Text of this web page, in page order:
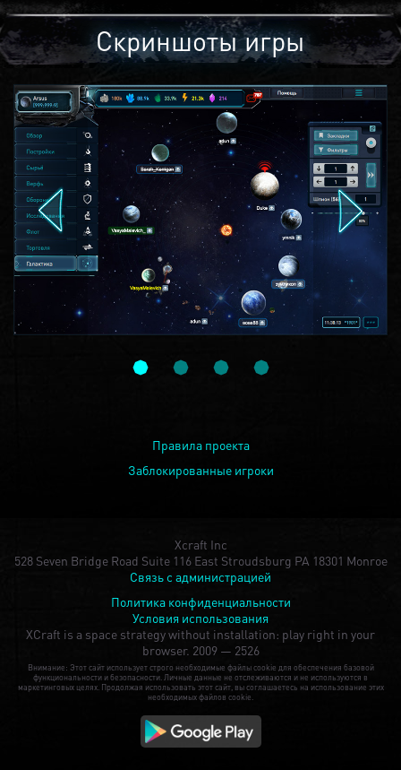
Скриншоты игры
Правила проекта
Заблокированные игроки
Xcraft Inc
528 Seven Bridge Road Suite 116 East Stroudsburg PA 18301 Monroe
Связь с администрацией
Политика конфиденциальности
Условия использования
XCraft is a space strategy without installation: play right in your
browser. 2009 — 2526
Внимание: Этот сайт использует строго необходимые файлы cookie для обеспечения базовой
функциональности и безопасности. Личные данные не отслеживаются и не используются в
маркетинговых целях. Продолжая использовать этот сайт, вы соглашаетесь на использование этих
необходимых файлов cookie.